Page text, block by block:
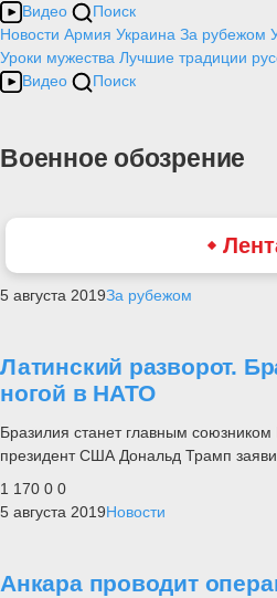
Видео
Поиск
Новости Армия Украина За рубежом
Уроки мужества Лучшие традиции
Видео
Поиск
Военное обозрение
5 августа 2019За рубежом
Латинский разворот.
ногой в НАТО
Бразилия станет главным
президент США Дональд Трамп
1 170 0 0
5 августа 2019Новости
Анкара проводит